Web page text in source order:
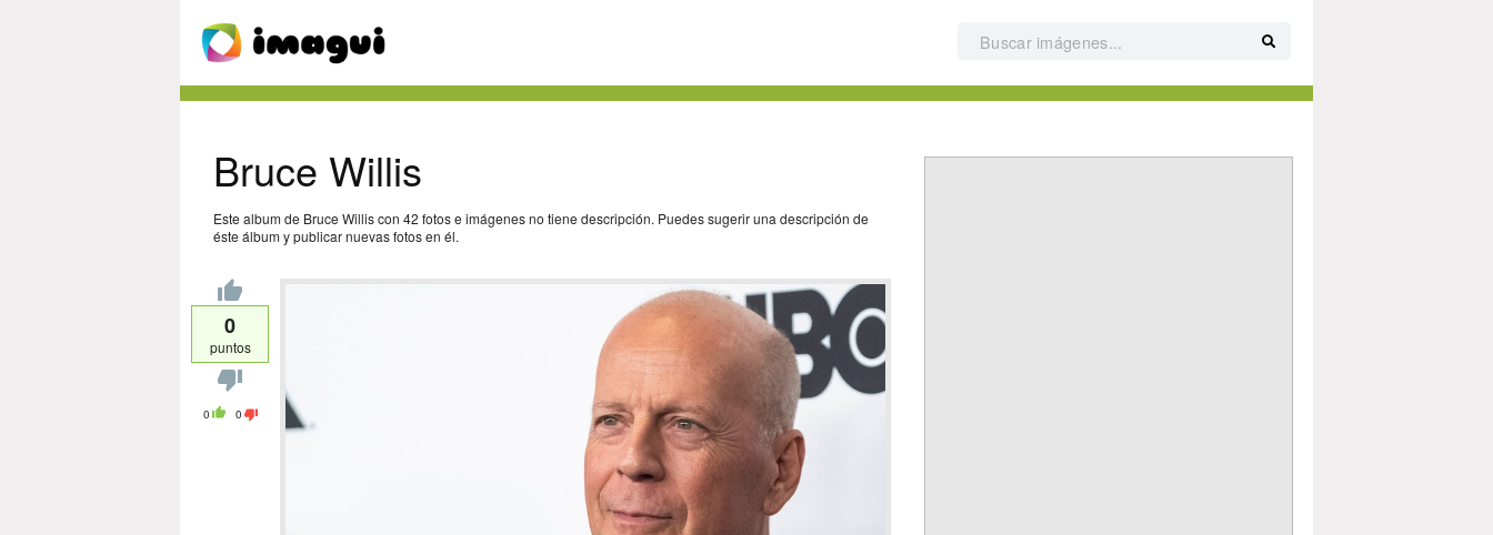
Bruce Willis
Este album de Bruce Willis con 42 fotos e imágenes no tiene descripción. Puedes sugerir una descripción de
éste álbum y publicar nuevas fotos en él.
0
puntos
0 0